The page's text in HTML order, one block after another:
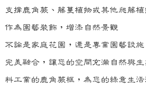
支撐鹿角蕨、藤蔓植物或其他爬藤植
作為園藝裝飾，增添自然景觀
不論是家庭花園，還是專業園藝設
完美融合，讓您的空間充滿自然與
料工業的鹿角蕨框，為您的綠意生